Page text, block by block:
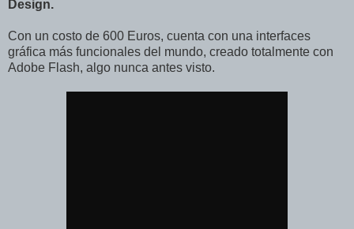
Design.
Con un costo de 600 Euros, cuenta con una interfaces
gráfica más funcionales del mundo, creado totalmente con
Adobe Flash, algo nunca antes visto.